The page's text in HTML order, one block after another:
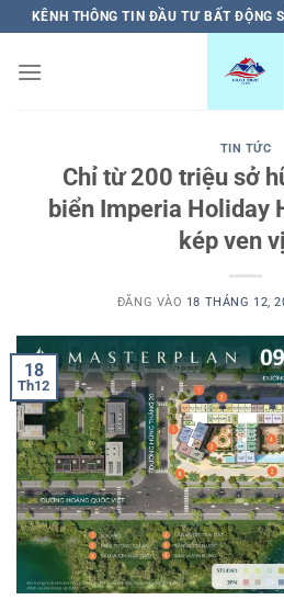
qua
nội
KÊNH THÔNG TIN ĐẦU TƯ BẤT ĐỘNG
TIN TỨC
Chỉ từ 200 triệu sở
biển Imperia Holiday
kép ven
ĐĂNG VÀO 18 THÁNG 12,
18
Th12